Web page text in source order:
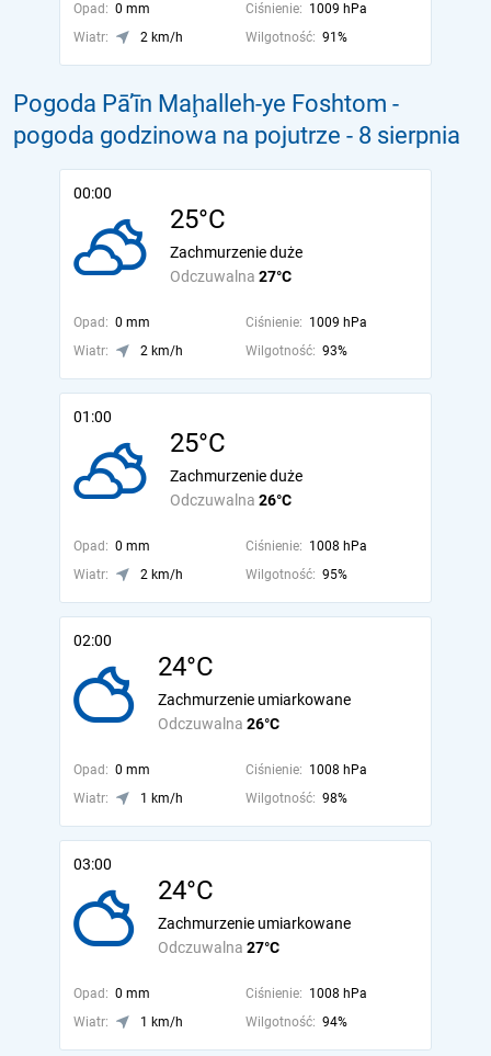
Opad: 0 mm Ciśnienie: 1009 hPa
Wiatr:
2 km/h Wilgotność: 91%
Pogoda Pā’īn Maḩalleh-ye Foshtom -
pogoda godzinowa na pojutrze - 8 sierpnia
00:00
25°C
Odczuwalna 27°C
Zachmurzenie duże
Opad: 0 mm Ciśnienie: 1009 hPa
Wiatr:
2 km/h Wilgotność: 93%
01:00
25°C
Odczuwalna 26°C
Zachmurzenie duże
Opad: 0 mm Ciśnienie: 1008 hPa
Wiatr:
2 km/h Wilgotność: 95%
02:00
24°C
Odczuwalna 26°C
Zachmurzenie umiarkowane
Opad: 0 mm Ciśnienie: 1008 hPa
Wiatr:
1 km/h Wilgotność: 98%
03:00
24°C
Odczuwalna 27°C
Zachmurzenie umiarkowane
Opad: 0 mm Ciśnienie: 1008 hPa
Wiatr:
1 km/h Wilgotność: 94%